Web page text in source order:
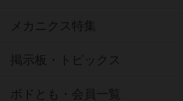
メカニクス特集
掲示板・トピックス
ボドとも・会員一覧